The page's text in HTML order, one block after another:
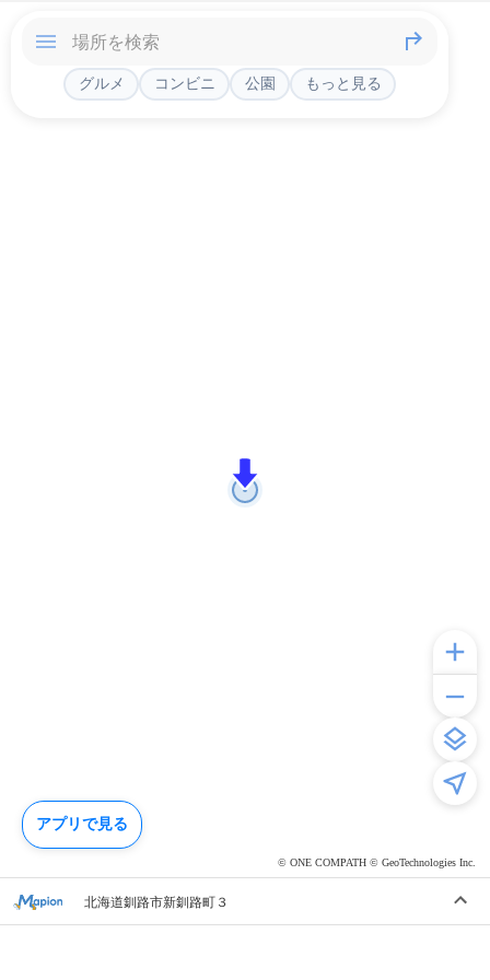
© ONE COMPATH © GeoTechnologies Inc.
グルメ コンビニ 公園 もっと見る
北海道釧路市新釧路町３
アプリで見る